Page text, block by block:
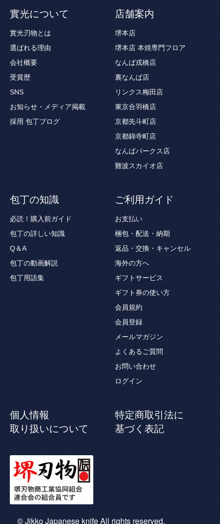
實光について
實光刃物とは
選ばれる理由
会社概要
受賞歴
SNS
お知らせ・メディア掲載
採用 包丁ブログ
店舗案内
堺本店
堺本店 本焼専門フロア
なんば戎橋店
裏なんば店
リンクス梅田店
東京合羽橋店
京都先斗町店
京都錦寺町店
なんばパークス店
難波スカイオ店
包丁の知識
必読！購入前ガイド
包丁の詳しい知識
Q＆A
包丁の動画解説
包丁用語集
ご利用ガイド
お支払い
梱包・配送・納期
返品・交換・キャンセル
海外の方へ
ギフトサービス
ギフト券の使い方
会員規約
会員登録
メールマガジン
よくあるご質問
お問い合わせ
ログイン
個人情報
取り扱いについて
特定商取引法に
基づく表記
© Jikko Japanese knife All rights reserved.